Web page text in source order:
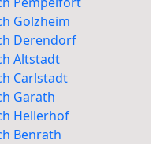
Golzheim
Derendorf
Altstadt
Carlstadt
Garath
Hellerhof
Benrath